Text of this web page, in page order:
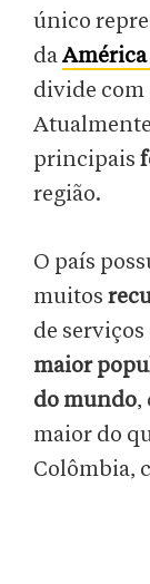
único
da
divide com
principais
região.
O país
muitos
de
maior
do mundo,
maior do
Colômbia,